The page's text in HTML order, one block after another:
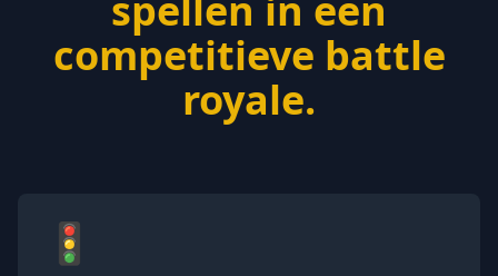
competitieve battle
royale.
🚦